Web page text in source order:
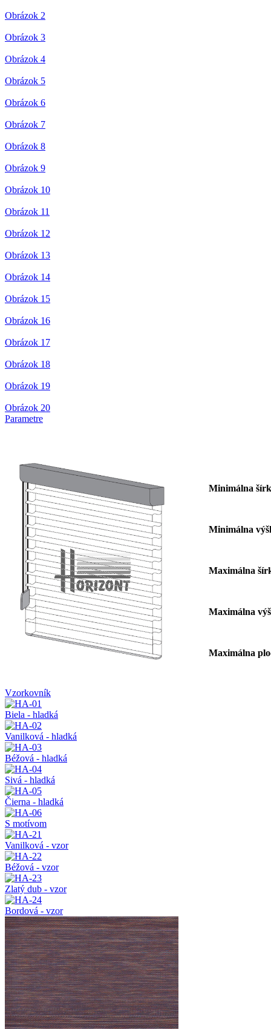
Obrázok 2
Obrázok 3
Obrázok 4
Obrázok 5
Obrázok 6
Obrázok 7
Obrázok 8
Obrázok 9
Obrázok 10
Obrázok 11
Obrázok 12
Obrázok 13
Obrázok 14
Obrázok 15
Obrázok 16
Obrázok 17
Obrázok 18
Obrázok 19
Obrázok 20
Parametre
Minimálna
Minimálna
Maximálna
Maximálna
Maximálna
Vzorkovník
Biela - hladká
Vanilková - hladká
Béžová - hladká
Sivá - hladká
Čierna - hladká
S motívom
Vanilková - vzor
Béžová - vzor
Zlatý dub - vzor
Bordová - vzor